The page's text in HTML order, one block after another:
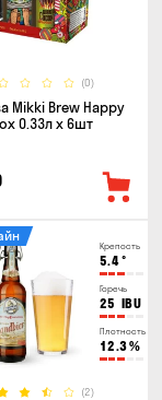
(0)
Mikki Brew Happy
0.33л x 6шт
Крепость
5.4°
Горечь
25 IBU
Плотность
12.3%
(2)